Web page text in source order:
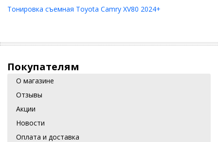
Тонировка съемная Toyota Camry XV80 2024+
Покупателям
О магазине
Отзывы
Акции
Новости
Оплата и доставка